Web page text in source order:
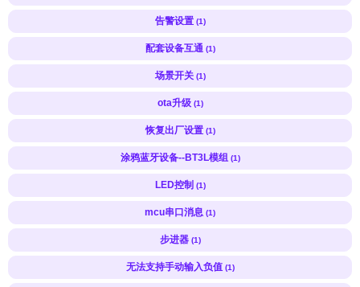
告警设置 (1)
配套设备互通 (1)
场景开关 (1)
ota升级 (1)
恢复出厂设置 (1)
涂鸦蓝牙设备--BT3L模组 (1)
LED控制 (1)
mcu串口消息 (1)
步进器 (1)
无法支持手动输入负值 (1)